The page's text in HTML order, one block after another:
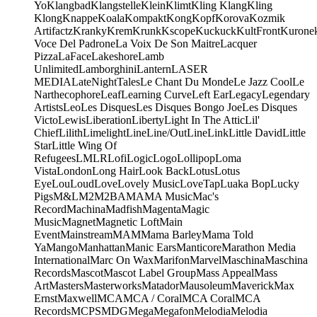
YoKlangbadKlangstelleKleinKlimtKling KlangKling
KlongKnappeKoalaKompaktKongKopfKorovaKozmik
ArtifactzKrankyKremKrunkKscopeKuckuckKultFront
Voce Del PadroneLa Voix De Son MaitreLacquer
PizzaLaFaceLakeshoreLamb
UnlimitedLamborghiniLanternLASER
MEDIALateNightTalesLe Chant Du MondeLe Jazz CoolLe
NarthecophoreLeafLearning CurveLeft EarLegacyLegendary
ArtistsLeoLes DisquesLes Disques Bongo JoeLes Disques
VictoLewisLiberationLibertyLight In The AtticLil'
ChiefLilithLimelightLineLine/OutLineLinkLittle DavidLittle
StarLittle Wing Of
RefugeesLMLRLofiLogicLogoLollipopLoma
VistaLondonLong HairLook BackLotusLotus
EyeLouLoudLoveLovely MusicLoveTapLuaka BopLucky
PigsM&LM2M2BAMAMA MusicMac's
RecordMachinaMadfishMagentaMagic
MusicMagnetMagnetic LoftMain
EventMainstreamMAMMama BarleyMama Told
YaMangoManhattanManic EarsManticoreMarathon Media
InternationalMarc On WaxMarifonMarvelMaschinaMaschina
RecordsMascotMascot Label GroupMass AppealMass
ArtMastersMasterworksMatadorMausoleumMaverickMax
ErnstMaxwellMCAMCA / CoralMCA CoralMCA
RecordsMCPSMDGMegaMegafonMelodiaMelodia